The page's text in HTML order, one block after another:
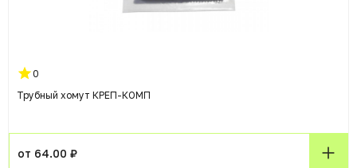
0
Трубный хомут КРЕП-КОМП
от 64.00 ₽